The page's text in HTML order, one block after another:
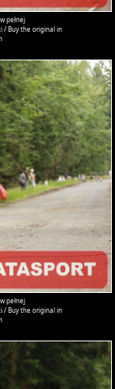
pełnej
/ Buy the original in
pełnej
/ Buy the original in